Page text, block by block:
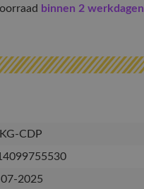
binnen 2 werkdagen
CDP
2025